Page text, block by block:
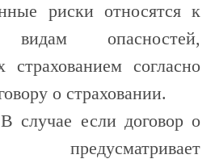
риски относятся к
опасностей,
страхованием согласно
о страховании.
если договор о
предусматривает